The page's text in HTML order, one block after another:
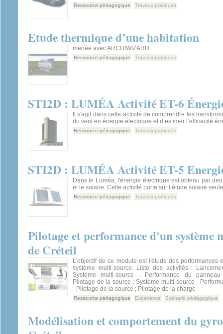
Ressource pédagogique Travaux pratiques
Etude thermique d’une habitation
menée avec ARCHIWIZARD
Ressource pédagogique Travaux pratiques
STI2D : LUMÉA Activité ET-6
Il s'agit dans cette activité de comprendre les
du vent en énergie électrique et d’estimer l’efficacité
Ressource pédagogique Travaux pratiques
STI2D : LUMÉA Activité ET-5
Dans le Luméa, l'énergie électrique est obtenu par
et le solaire. Cette activité porte sur l’étude solaire
Ressource pédagogique Travaux pratiques
Pilotage et performance d'un système
de Créteil
L'objectif de ce module est l'étude des performances
système multi-source. Liste des activités :
Système multi-source - Performance du
Pilotage de la source ; Système multi-source -
- Pilotage de la source ; Pilotage de la charge
Ressource pédagogique Expérience Scénario pédagogique
Modélisation et comportement du